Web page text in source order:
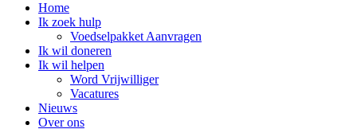
Home
Ik zoek hulp
Voedselpakket Aanvragen
Ik wil doneren
Ik wil helpen
Word Vrijwilliger
Vacatures
Nieuws
Over ons